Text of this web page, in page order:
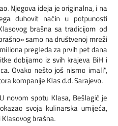
Njegova ideja je originalna, i na
duhovit način u potpunosti
brašna sa tradicijom od
samo na društvenoj mreži
pregleda za prvih pet dana
dobijamo iz svih krajeva BiH i
Ovako nešto još nismo imali”,
kompanije Klas d.d. Sarajevo.
U novom spotu Klasa, Bešlagić je
svoja kulinarska umijeća,
brašna.